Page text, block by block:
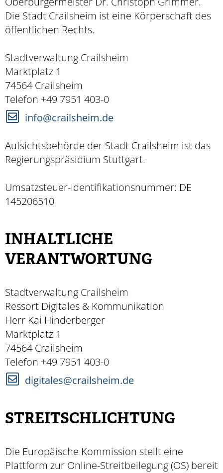
Die Stadt Crailsheim ist eine Körperschaft des
öffentlichen Rechts.
Stadtverwaltung Crailsheim
Marktplatz 1
74564 Crailsheim
Telefon +49 7951 403-0
info@crailsheim.de
Aufsichtsbehörde der Stadt Crailsheim ist das
Regierungspräsidium Stuttgart.
Umsatzsteuer-Identifikationsnummer: DE
145206510
INHALTLICHE
VERANTWORTUNG
Stadtverwaltung Crailsheim
Ressort Digitales & Kommunikation
Herr Kai Hinderberger
Marktplatz 1
74564 Crailsheim
Telefon +49 7951 403-0
digitales@crailsheim.de
STREITSCHLICHTUNG
Die Europäische Kommission stellt eine
Plattform zur Online-Streitbeilegung (OS) bereit